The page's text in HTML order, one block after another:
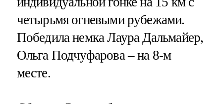
четырьмя огневыми рубежами.
Победила немка Лаура Дальмайер,
Ольга Подчуфарова – на 8-м
месте.